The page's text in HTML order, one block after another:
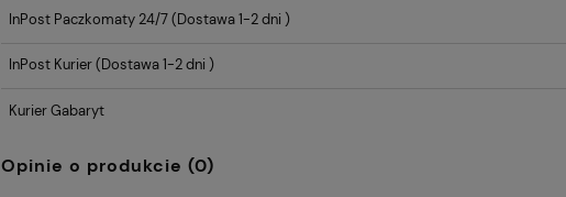
InPost Paczkomaty 24/7(Dostawa 1-2 dni )
InPost Kurier(Dostawa 1-2 dni )
Kurier Gabaryt
Opinie o produkcie (0)